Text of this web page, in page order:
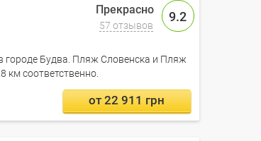
9.2
57 отзывов
городе Будва. Пляж Словенска и Пляж
км соответственно.
от 22 911 грн